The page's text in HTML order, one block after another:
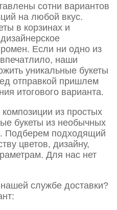
сотни вариантов
на любой вкус.
в корзинах и
Если ни одно из
наши
уникальные букеты
отправкой пришлем
итогового варианта.
из простых
букеты из необычных
Подберем подходящий
цветов, дизайну,
Для нас нет
службе доставки?